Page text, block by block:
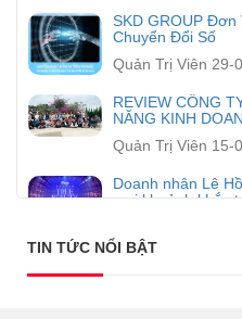
SKD GROUP Đơn
Chuyển Đổi Số
Quản Trị Viên 29-
REVIEW CÔNG
NĂNG KINH
Quản Trị Viên 15-
Doanh nhân Lê
mọi khoảnh khắc
TIN TỨC NỔI BẬT